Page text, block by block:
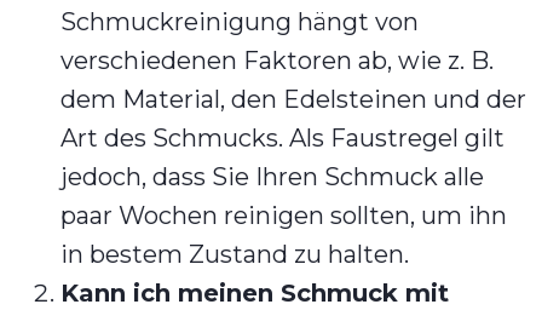
Schmuckreinigung hängt von
verschiedenen Faktoren ab, wie z. B.
dem Material, den Edelsteinen und der
Art des Schmucks. Als Faustregel gilt
jedoch, dass Sie Ihren Schmuck alle
paar Wochen reinigen sollten, um ihn
in bestem Zustand zu halten.
Kann ich meinen Schmuck mit